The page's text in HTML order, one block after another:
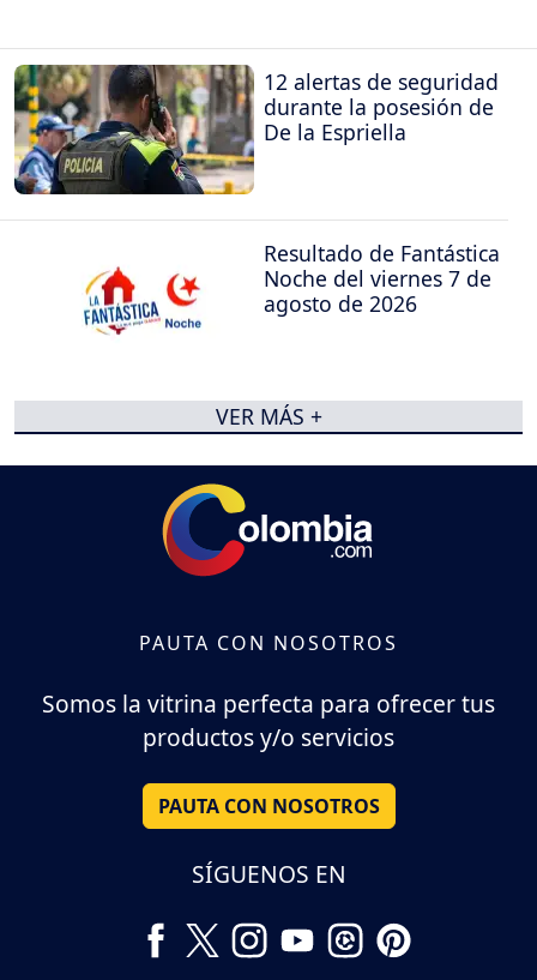
12 alertas de seguridad
durante la posesión de
De la Espriella
Resultado de Fantástica
Noche del viernes 7 de
agosto de 2026
VER MÁS +
PAUTA CON NOSOTROS
Somos la vitrina perfecta para ofrecer tus
productos y/o servicios
PAUTA CON NOSOTROS
SÍGUENOS EN